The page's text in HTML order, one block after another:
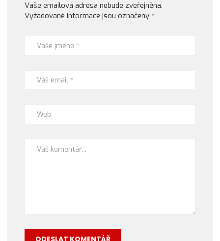
Vaše emailová adresa nebude zveřejněna.
Vyžadované informace jsou označeny *